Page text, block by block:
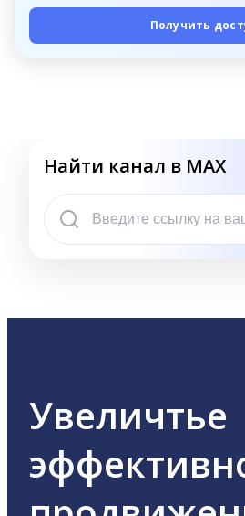
Получить
Найти канал в MAX
Увеличтье